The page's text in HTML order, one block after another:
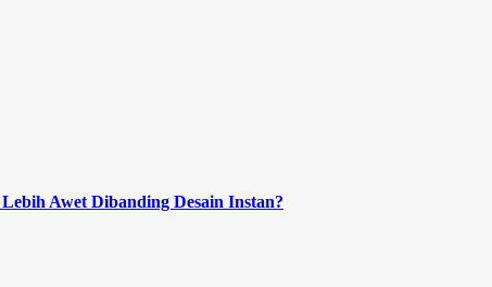
Awet Dibanding Desain Instan?